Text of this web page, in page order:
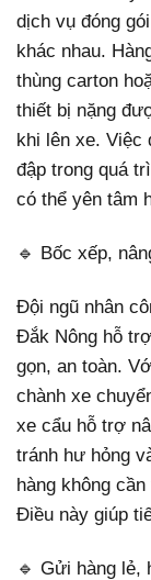
dịch vụ đóng
khác nhau.
thùng carton
thiết bị nặng
khi lên xe. Việc
đập trong quá
có thể yên tâm
🔹 Bốc xếp,
Đội ngũ nhân
Đắk Nông hỗ
gọn, an toàn.
chành xe
xe cẩu hỗ trợ
tránh hư hỏng
hàng không
Điều này giúp
🔹 Gửi hàng lẻ,